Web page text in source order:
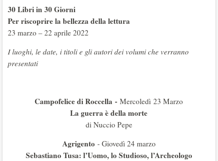
30 Libri in 30 Giorni
Per riscoprire la bellezza della lettura
23 marzo – 22 aprile 2022
I luoghi, le date, i titoli e gli autori dei volumi che verranno
presentati
Campofelice di Roccella -Mercoledì 23 Marzo
La guerra è della morte
di Nuccio Pepe
Agrigento- Giovedì 24 marzo
Sebastiano Tusa: l’Uomo, lo Studioso, l’Archeologo